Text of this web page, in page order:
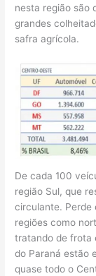
nesta região são
grandes
safra agrícola.
De cada 100
região Sul, que
circulante. Perde
regiões como
tratando de frota
do Paraná estão
quase todo o